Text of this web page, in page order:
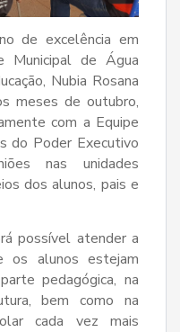
de excelência em
Municipal de Água
Nubia Rosana
meses de outubro,
com a Equipe
do Poder Executivo
nas unidades
dos alunos, pais e
possível atender a
os alunos estejam
pedagógica, na
bem como na
cada vez mais